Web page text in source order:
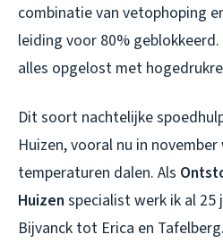
combinatie van vetophoping
leiding voor 80%
alles opgelost met
Dit soort nachtelijke
Huizen, vooral nu in
temperaturen dalen. Als
Huizen specialist werk ik al 25
Bijvanck tot Erica en